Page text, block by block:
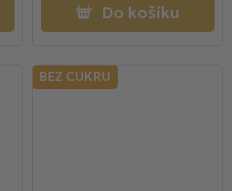
Do košíku
BEZ CUKRU